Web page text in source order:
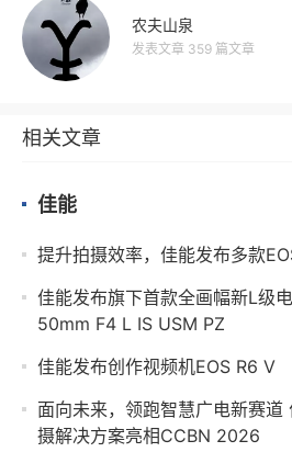
农夫山泉
发表文章 359 篇文章
相关文章
佳能
提升拍摄效率，佳能发布多款
佳能发布旗下首款全画幅新L级
50mm F4 L IS USM PZ
佳能发布创作视频机EOS R6 V
面向未来，领跑智慧广电新赛道
摄解决方案亮相CCBN 2026